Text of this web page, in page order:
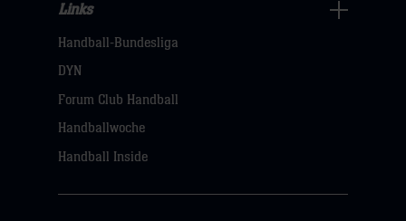
Navigation
öffnen,
dann
klicken
Links
Handball-Bundesliga
DYN
Forum Club Handball
Handballwoche
Handball Inside